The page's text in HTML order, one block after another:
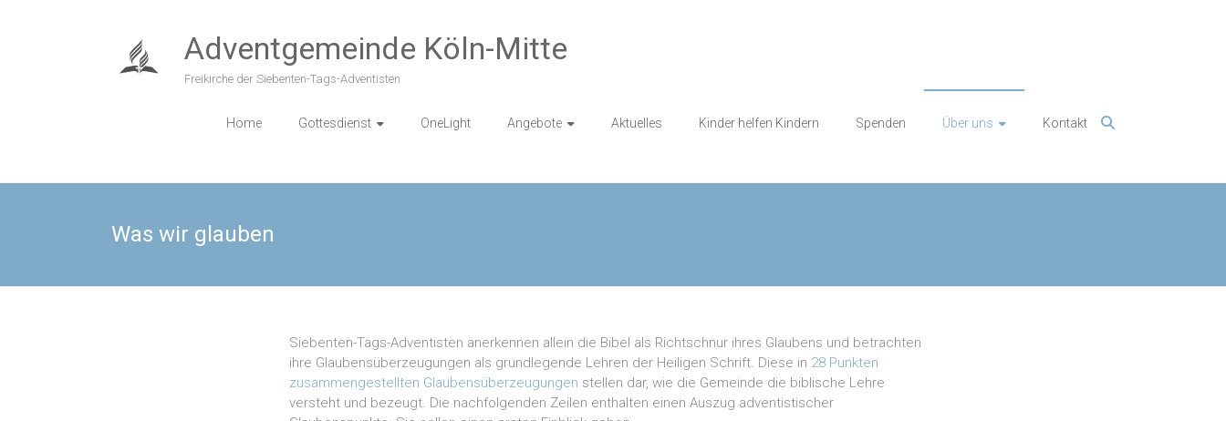
Adventgemeinde Köln-Mitte
Freikirche der Siebenten-Tags-Adventisten
Home Gottesdienst OneLight Angebote Aktuelles Kinder helfen Kindern Spenden Über uns Kontakt
Was wir glauben
Siebenten-Tags-Adventisten anerkennen allein die Bibel als Richtschnur ihres Glaubens und betrachten
ihre Glaubensüberzeugungen als grundlegende Lehren der Heiligen Schrift. Diese in 28 Punkten
zusammengestellten Glaubensüberzeugungen stellen dar, wie die Gemeinde die biblische Lehre
versteht und bezeugt. Die nachfolgenden Zeilen enthalten einen Auszug adventistischer